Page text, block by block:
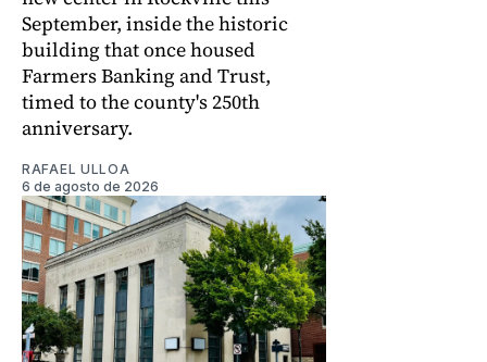
September, inside the historic
building that once housed
Farmers Banking and Trust,
timed to the county's 250th
anniversary.
RAFAEL ULLOA
6 de agosto de 2026